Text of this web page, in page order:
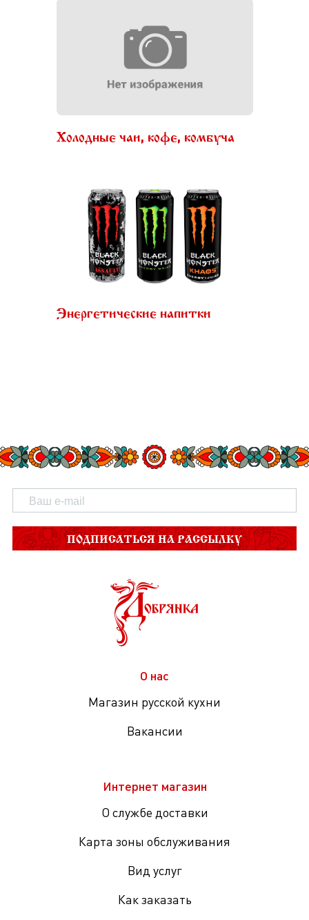
Холодные чаи, кофе, комбуча
Энергетические напитки
ПОДПИСАТЬСЯ НА РАССЫЛКУ
О нас
Магазин русской кухни
Вакансии
Интернет магазин
О службе доставки
Карта зоны обслуживания
Вид услуг
Как заказать